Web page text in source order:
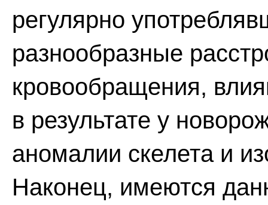
регулярно
разнообразные
кровообращения,
в результате у
аномалии скелета и
Наконец, имеются